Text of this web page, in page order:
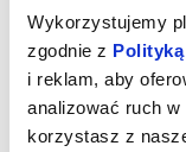
Wykorzystujemy
zgodnie z
i reklam, aby
analizować ruch
korzystasz z